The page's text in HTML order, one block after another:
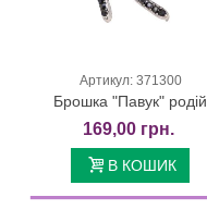
Артикул: 371300
Брошка "Павук" родій
169,00 грн.
В КОШИК